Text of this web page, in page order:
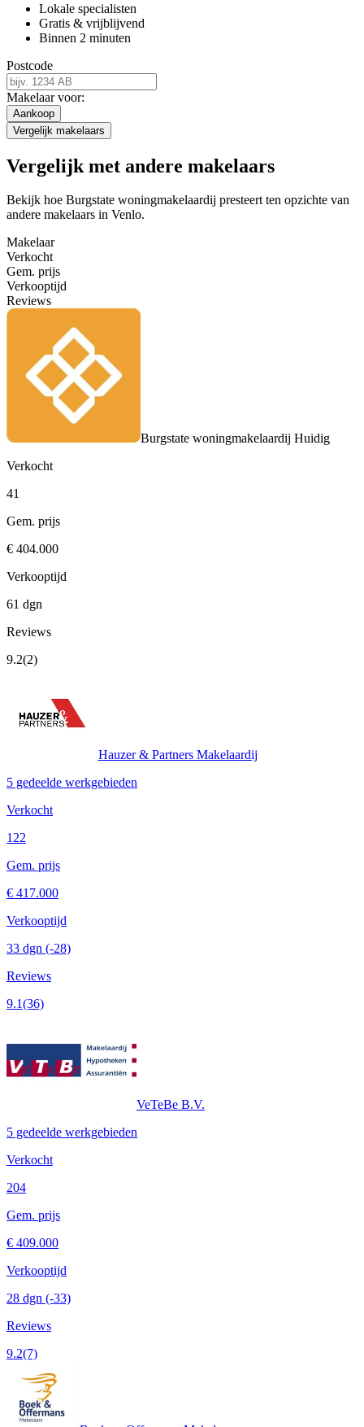
Lokale specialisten
Gratis & vrijblijvend
Binnen 2 minuten
Postcode
Makelaar voor:
Aankoop
Vergelijk makelaars
Vergelijk met andere makelaars
Bekijk hoe Burgstate woningmakelaardij presteert ten opzichte van
andere makelaars in Venlo.
Makelaar
Verkocht
Gem. prijs
Verkooptijd
Reviews
Burgstate woningmakelaardij Huidig
Verkocht
41
Gem. prijs
€ 404.000
Verkooptijd
61 dgn
Reviews
9.2(2)
Hauzer & Partners Makelaardij
5 gedeelde werkgebieden
Verkocht
122
Gem. prijs
€ 417.000
Verkooptijd
33 dgn (-28)
Reviews
9.1(36)
VeTeBe B.V.
5 gedeelde werkgebieden
Verkocht
204
Gem. prijs
€ 409.000
Verkooptijd
28 dgn (-33)
Reviews
9.2(7)